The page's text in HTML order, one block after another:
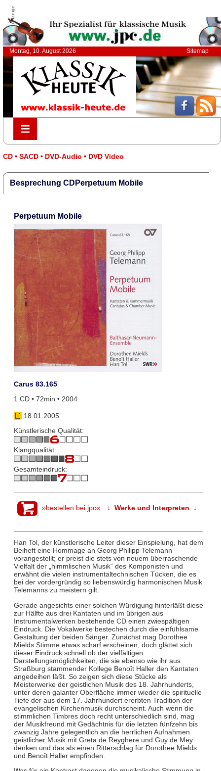
Anzeige
Montag, 10. August 2026 Sitemap
≡
≡
CD • SACD • DVD-Audio • DVD Video
Besprechung CDPerpetuum Mobile
Perpetuum Mobile
Carus 83.165
1 CD • 72min • 2004
18.01.2005
Künstlerische Qualität:
Klangqualität:
Gesamteindruck:
»bestellen bei jpc« ↓ Werke und Interpreten ↓
Han Tol, der künstlerische Leiter dieser Einspielung, hat dem
Beiheft eine Hommage an Georg Philipp Telemann
vorangestellt; er preist die stets von neuem überraschende
Vielfalt der „himmlischen Musik“ des Komponisten und
erwähnt die vielen instrumentaltechnischen Tücken, die es
bei der vordergründig so liebenswürdig harmonischen Musik
Telemanns zu meistern gilt.
Gerade angesichts einer solchen Würdigung hinterläßt diese
zur Hälfte aus drei Kantaten und im übrigen aus
Instrumentalwerken bestehende CD einen zwiespältigen
Eindruck. Die Vokalwerke bestechen durch die einfühlsame
Gestaltung der beiden Sänger. Zunächst mag Dorothee
Mields Stimme etwas scharf erscheinen, doch glättet sich
dieser Eindruck schnell ob der vielfältigen
Darstellungsmöglichkeiten, die sie ebenso wie ihr aus
Straßburg stammender Kollege Benoît Haller den Kantaten
angedeihen läßt. So zeigen sich diese Stücke als
Meisterwerke der geistlichen Musik des 18. Jahrhunderts,
unter deren galanter Oberfläche immer wieder die spirituelle
Tiefe der aus dem 17. Jahrhundert ererbten Tradition der
evangelischen Kirchenmusik durchscheint. Auch wenn die
stimmlichen Timbres doch recht unterschiedlich sind, mag
der Musikfreund mit Gedächtnis für die letzten fünfzehn bis
zwanzig Jahre gelegentlich an die herrlichen Aufnahmen
geistlicher Musik mit Greta de Reyghere und Guy de Mey
denken und das als einen Ritterschlag für Dorothee Mields
und Benoît Haller empfinden.